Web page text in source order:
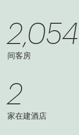
2,054
间客房
2
家在建酒店